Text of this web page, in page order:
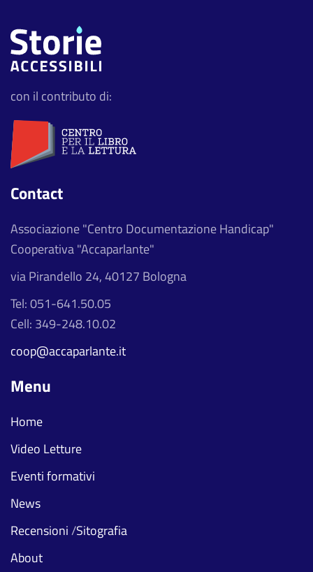
con il contributo di:
Contact
Associazione "Centro Documentazione Handicap"
Cooperativa "Accaparlante"
via Pirandello 24, 40127 Bologna
Tel: 051-641.50.05
Cell: 349-248.10.02
coop@accaparlante.it
Menu
Home
Video Letture
Eventi formativi
News
Recensioni/Sitografia
About